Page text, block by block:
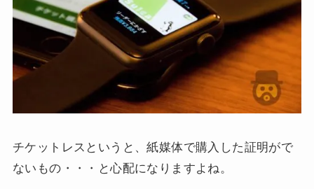
チケットレスというと、紙媒体で購入した証明がで
ないもの・・・と心配になりますよね。